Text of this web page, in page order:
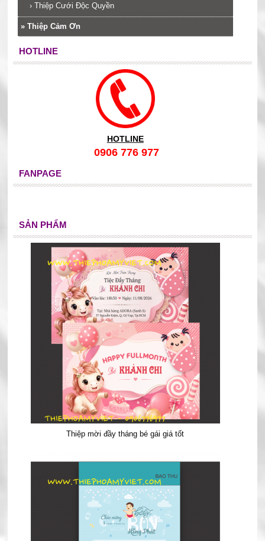
› Thiệp Cưới Độc Quyền
» Thiệp Cảm Ơn
HOTLINE
HOTLINE
0906 776 977
FANPAGE
SẢN PHẨM
Thiệp mời đầy tháng bé gái giá tốt